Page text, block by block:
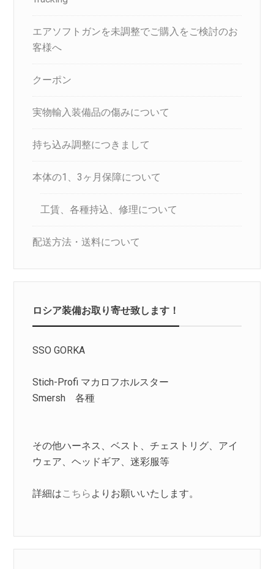
エアソフトガンを未調整でご購入をご検討のお
客様へ
クーポン
実物輸入装備品の傷みについて
持ち込み調整につきまして
本体の1、3ヶ月保障について
工賃、各種持込、修理について
配送方法・送料について
ロシア装備お取り寄せ致します！
SSO GORKA
Stich-Profi マカロフホルスター
Smersh 各種
その他ハーネス、ベスト、チェストリグ、アイ
ウェア、ヘッドギア、迷彩服等
詳細はこちら よりお願いいたします。